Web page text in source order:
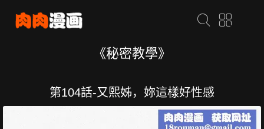
《秘密教學》
第104話-又熙姊，妳這樣好性感